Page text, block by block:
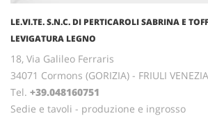
LE.VI.TE. S.N.C. DI PERTICAROLI SABRINA E
LEVIGATURA LEGNO
18, Via Galileo Ferraris
34071 Cormons (GORIZIA) - FRIULI
Tel. +39.048160751
Sedie e tavoli - produzione e ingrosso